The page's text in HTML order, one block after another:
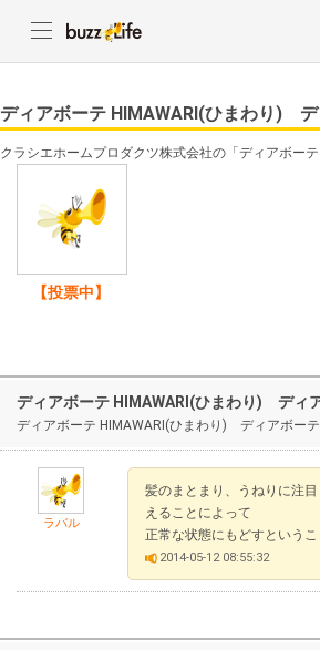
ディアボーテ HIMAWARI(ひまわり)
クラシエホームプロダクツ株式会社の「ディアボー
【投票中】
ディアボーテ HIMAWARI(ひまわり) ディ
ディアボーテ HIMAWARI(ひまわり) ディアボー
ラバル
髪のまとまり、うねりに注
えることによって
正常な状態にもどすという
2014-05-12 08:55:32